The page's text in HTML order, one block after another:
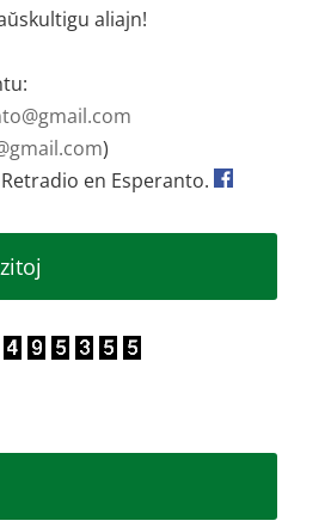
aliajn!
)
en Esperanto.